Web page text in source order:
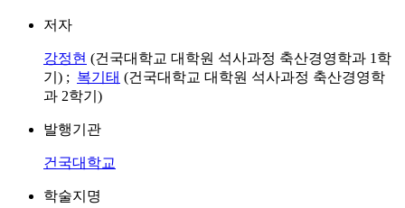
저자
강정현 (건국대학교 대학원 석사과정 축산경영학과 1학
기) ; 복기태 (건국대학교 대학원 석사과정 축산경영학
과 2학기)
발행기관
건국대학교
학술지명